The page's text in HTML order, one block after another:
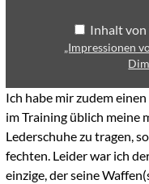
Inhalt von
„Impressionen
Ich habe mir zudem
im Training üblich meine
Lederschuhe zu tragen,
fechten. Leider war ich
einzige, der seine